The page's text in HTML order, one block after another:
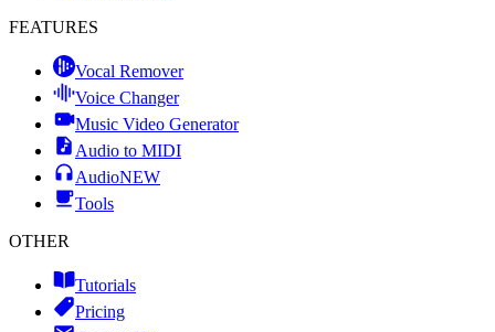
FEATURES
Vocal Remover
Voice Changer
Music Video Generator
Audio to MIDI
AudioNEW
Tools
OTHER
Tutorials
Pricing